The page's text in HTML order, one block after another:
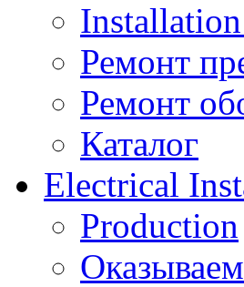
Ремонт
Ремонт
Каталог
Electrical
Production